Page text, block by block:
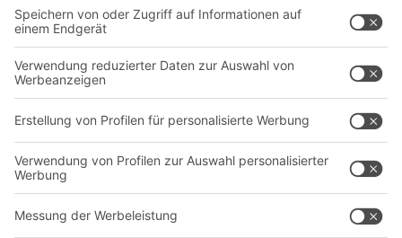
Intralogistiklösungen
Regalsysteme
Transportsysteme
Dienstleistungen
Kontaktformular
Unternehmen
Über uns
Produktionsstandorte
Follow us